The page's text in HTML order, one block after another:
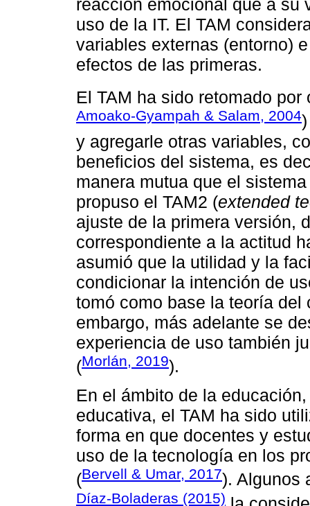
reacción emocional que a su
uso de la IT. El TAM
variables externas (entorno)
efectos de las primeras.
El TAM ha sido retomado por
Amoako-Gyampah & Salam, 2004
y agregarle otras variables,
beneficios del sistema, es
manera mutua que el
propuso el TAM2 (extended
ajuste de la primera versión,
correspondiente a la actitud
asumió que la utilidad y la
condicionar la intención de
tomó como base la teoría
embargo, más adelante se
experiencia de uso también
(Morlán, 2019).
En el ámbito de la
educativa, el TAM ha sido
forma en que docentes y
uso de la tecnología en los
(Bervell & Umar, 2017). Algunos
Díaz-Boladeras (2015)